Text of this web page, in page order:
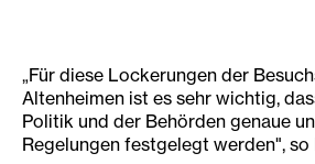
„Für diese Lockerungen der
Altenheimen ist es sehr wichtig,
Politik und der Behörden genaue
Regelungen festgelegt werden", so